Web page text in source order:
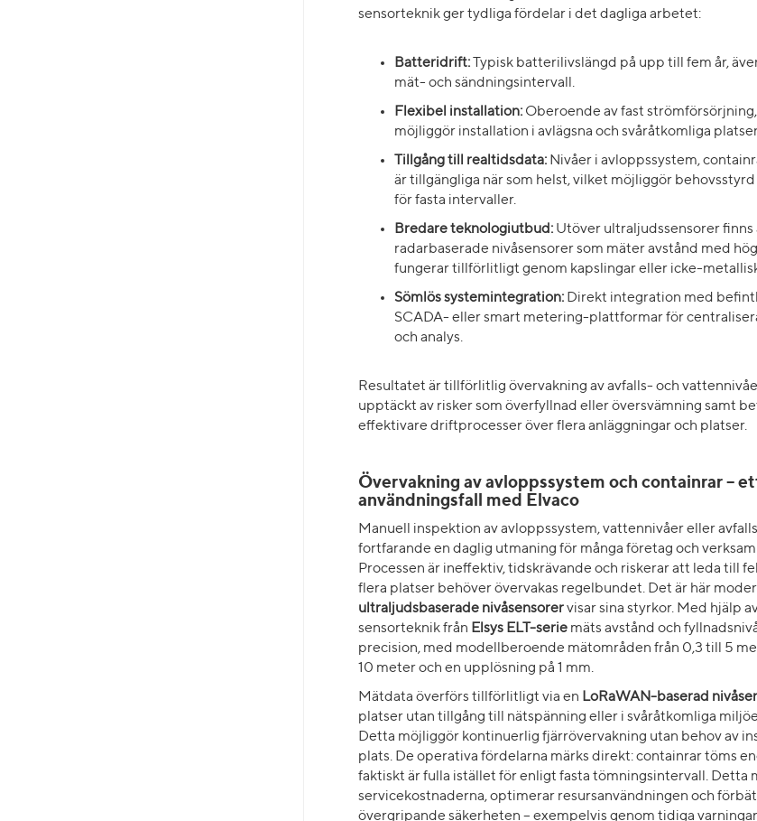
sensorteknik ger tydliga fördelar i det dagliga arbetet:
Batteridrift: Typisk batterilivslängd på upp till fem år,
mät- och sändningsintervall.
Flexibel installation: Oberoende av fast
möjliggör installation i avlägsna och svåråtkomliga
Tillgång till realtidsdata: Nivåer i avloppssystem,
är tillgängliga när som helst, vilket möjliggör
för fasta intervaller.
Bredare teknologiutbud: Utöver ultraljudssensorer finns
radarbaserade nivåsensorer som mäter avstånd med
fungerar tillförlitligt genom kapslingar eller icke-
Sömlös systemintegration: Direkt integration med
SCADA- eller smart metering-plattformar för
och analys.
Resultatet är tillförlitlig övervakning av avfalls- och
upptäckt av risker som överfyllnad eller översvämning samt
effektivare driftprocesser över flera anläggningar och platser.
Övervakning av avloppssystem och containrar –
användningsfall med Elvaco
Manuell inspektion av avloppssystem, vattennivåer eller
fortfarande en daglig utmaning för många företag och
Processen är ineffektiv, tidskrävande och riskerar att leda till
flera platser behöver övervakas regelbundet. Det är här
ultraljudsbaserade nivåsensorervisar sina styrkor. Med hjälp
sensorteknik från Elsys ELT-serie mäts avstånd och
precision, med modellberoende mätområden från 0,3 till 5
10 meter och en upplösning på 1 mm.
Mätdata överförs tillförlitligt via en LoRaWAN-baserad
platser utan tillgång till nätspänning eller i svåråtkomliga
Detta möjliggör kontinuerlig fjärrövervakning utan behov av
plats. De operativa fördelarna märks direkt: containrar töms
faktiskt är fulla istället för enligt fasta tömningsintervall. Detta
servicekostnaderna, optimerar resursanvändningen och
övergripande säkerheten – exempelvis genom tidiga